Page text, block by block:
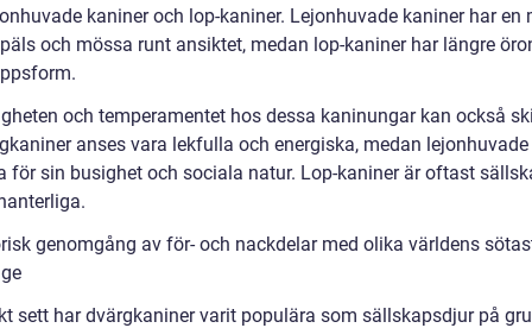
kaniner och lop-kaniner. Lejonhuvade kaniner har en
och mössa runt ansiktet, medan lop-kaniner har längre
och temperamentet hos dessa kaninungar kan också
anses vara lekfulla och energiska, medan
för sin busighet och sociala natur. Lop-kaniner är oftast
genomgång av för- och nackdelar med olika världens
sett har dvärgkaniner varit populära som sällskapsdjur på